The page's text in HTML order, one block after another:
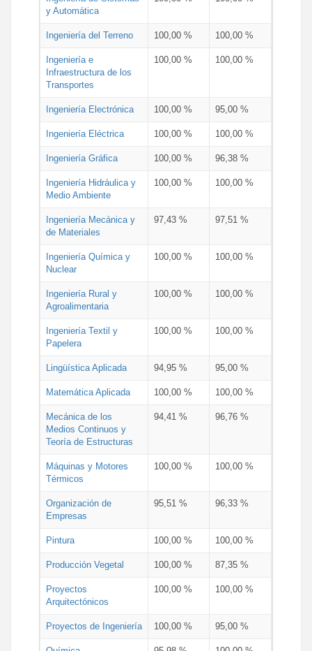
y Automática
Ingeniería del Terreno 100,00 % 100,00 %
Ingeniería e
Infraestructura de los
Transportes
100,00 % 100,00 %
Ingeniería Electrónica 100,00 % 95,00 %
Ingeniería Eléctrica 100,00 % 100,00 %
Ingeniería Gráfica 100,00 % 96,38 %
Ingeniería Hidráulica y
Medio Ambiente
100,00 % 100,00 %
Ingeniería Mecánica y
de Materiales
97,43 % 97,51 %
Ingeniería Química y
Nuclear
100,00 % 100,00 %
Ingeniería Rural y
Agroalimentaria
100,00 % 100,00 %
Ingeniería Textil y
Papelera
100,00 % 100,00 %
Lingüística Aplicada 94,95 % 95,00 %
Matemática Aplicada 100,00 % 100,00 %
Mecánica de los
Medios Continuos y
Teoría de Estructuras
94,41 % 96,76 %
Máquinas y Motores
Térmicos
100,00 % 100,00 %
Organización de
Empresas
95,51 % 96,33 %
Pintura 100,00 % 100,00 %
Producción Vegetal 100,00 % 87,35 %
Proyectos
Arquitectónicos
100,00 % 100,00 %
Proyectos de Ingeniería 100,00 % 95,00 %